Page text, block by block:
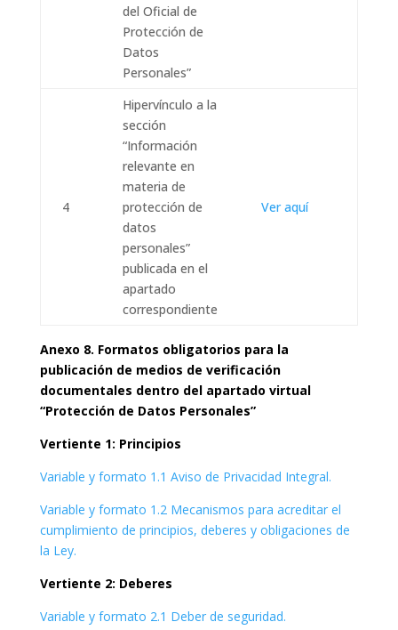
del Oficial de
Protección de
Datos
Personales”
4
Hipervínculo a la
sección
“Información
relevante en
materia de
protección de
datos
personales”
publicada en el
apartado
correspondiente
Ver aquí
Anexo 8. Formatos obligatorios para la
publicación de medios de verificación
documentales dentro del apartado virtual
“Protección de Datos Personales”
Vertiente 1: Principios
Variable y formato 1.1 Aviso de Privacidad Integral.
Variable y formato 1.2 Mecanismos para acreditar el
cumplimiento de principios, deberes y obligaciones de
la Ley.
Vertiente 2: Deberes
Variable y formato 2.1 Deber de seguridad.